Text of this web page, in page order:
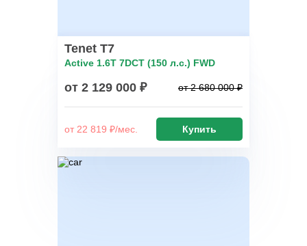
Tenet T7
Active 1.6T 7DCT (150 л.с.) FWD
от 2 129 000 ₽ от 2 680 000 ₽
от 22 819 ₽/мес. Купить